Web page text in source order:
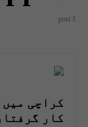
1 post
کار